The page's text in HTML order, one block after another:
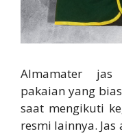
Almamater jas
pakaian yang
saat mengikuti
resmi lainnya.